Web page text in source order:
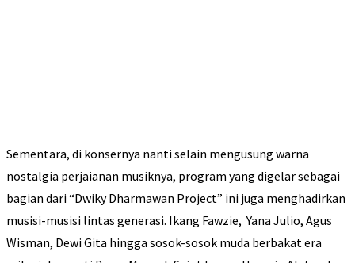
Sementara, di konsernya nanti selain mengusung warna
nostalgia perjaianan musiknya, program yang digelar sebagai
bagian dari “Dwiky Dharmawan Project” ini juga menghadirkan
musisi-musisi lintas generasi. Ikang Fawzie, Yana Julio, Agus
Wisman, Dewi Gita hingga sosok-sosok muda berbakat era